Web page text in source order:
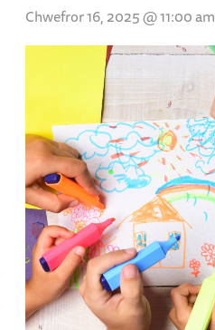
Chwefror 16, 2025 @ 11:00 am